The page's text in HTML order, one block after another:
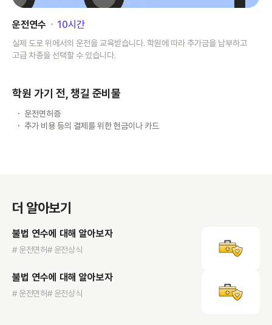
운전연수 ･ 10시간
실제 도로 위에서의 운전을 교육받습니다. 학원에 따라 추가금을 납부하고
고급 차종을 선택할 수 있습니다.
학원 가기 전, 챙길 준비물
운전면허증
추가 비용 등의 결제를 위한 현금이나 카드
더 알아보기
불법 연수에 대해 알아보자
# 운전면허# 운전상식
불법 연수에 대해 알아보자
# 운전면허# 운전상식